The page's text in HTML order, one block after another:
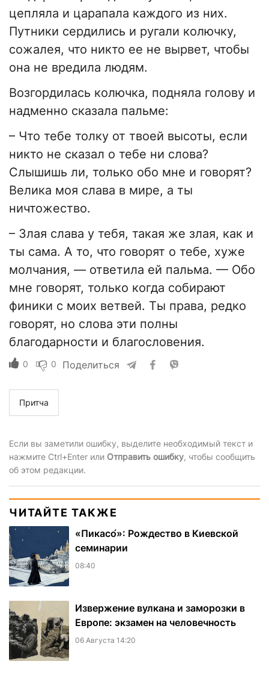
цепляла и царапала каждого из них.
Путники сердились и ругали колючку,
сожалея, что никто ее не вырвет, чтобы
она не вредила людям.
Возгордилась колючка, подняла голову и
надменно сказала пальме:
– Что тебе толку от твоей высоты, если
никто не сказал о тебе ни слова?
Слышишь ли, только обо мне и говорят?
Велика моя слава в мире, а ты
ничтожество.
– Злая слава у тебя, такая же злая, как и
ты сама. А то, что говорят о тебе, хуже
молчания, — ответила ей пальма. — Обо
мне говорят, только когда собирают
финики с моих ветвей. Ты права, редко
говорят, но слова эти полны
благодарности и благословения.
0 0 Поделиться
Притча
Если вы заметили ошибку, выделите необходимый текст и
нажмите Ctrl+Enter или Отправить ошибку, чтобы сообщить
об этом редакции.
ЧИТАЙТЕ ТАКЖЕ
«Пикасо́»: Рождество в Киевской
семинарии
08:40
Извержение вулкана и заморозки в
Европе: экзамен на человечность
06 Августа 14:20